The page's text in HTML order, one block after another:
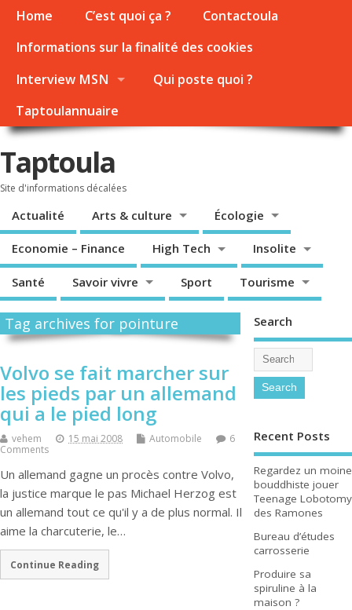
Home C’est quoi ça ?
Contactoula
Informations sur la finalité des cookies
Interview MSN
Qui poste quoi ?
Taptoulannuaire
Taptoula
Site d'informations décalées
Actualité Arts & culture Écologie
Economie – Finance High Tech Insolite
Santé Savoir vivre Sport Tourisme
Tag archives for pointure
Volvo se fait marcher sur
les pieds par un allemand
qui a le pied long
vehem 15 mai 2008 Automobile
6
Comments
Un allemand gagne un procès contre Volvo,
la justice marque le pas Michael Herzog est
un allemand tout ce qu'il y a de plus normal. Il
aime la charcuterie, le…
Continue Reading
Search
Recent Posts
Regardez un moine
bouddhiste jouer
Teenage Lobotomy
des Ramones
Bureau d’études
carrosserie
Produire sa
spiruline à la
maison ?